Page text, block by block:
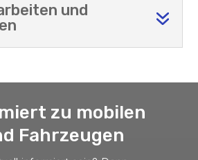
und
zu mobilen
Fahrzeugen